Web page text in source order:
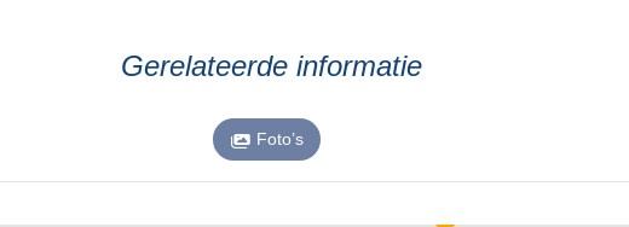
Gerelateerde informatie
Foto’s